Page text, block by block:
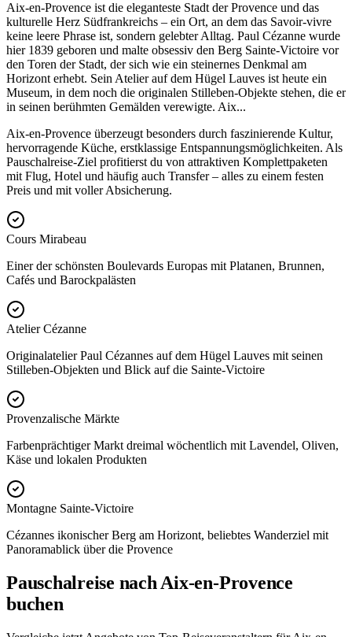
Aix-en-Provence ist die eleganteste Stadt der Provence und das
kulturelle Herz Südfrankreichs – ein Ort, an dem das Savoir-vivre
keine leere Phrase ist, sondern gelebter Alltag. Paul Cézanne wurde
hier 1839 geboren und malte obsessiv den Berg Sainte-Victoire vor
den Toren der Stadt, der sich wie ein steinernes Denkmal am
Horizont erhebt. Sein Atelier auf dem Hügel Lauves ist heute ein
Museum, in dem noch die originalen Stilleben-Objekte stehen, die er
in seinen berühmten Gemälden verewigte. Aix...
Aix-en-Provence überzeugt besonders durch faszinierende Kultur,
hervorragende Küche, erstklassige Entspannungsmöglichkeiten. Als
Pauschalreise-Ziel profitierst du von attraktiven Komplettpaketen
mit Flug, Hotel und häufig auch Transfer – alles zu einem festen
Preis und mit voller Absicherung.
Cours Mirabeau
Einer der schönsten Boulevards Europas mit Platanen, Brunnen,
Cafés und Barockpalästen
Atelier Cézanne
Originalatelier Paul Cézannes auf dem Hügel Lauves mit seinen
Stilleben-Objekten und Blick auf die Sainte-Victoire
Provenzalische Märkte
Farbenprächtiger Markt dreimal wöchentlich mit Lavendel, Oliven,
Käse und lokalen Produkten
Montagne Sainte-Victoire
Cézannes ikonischer Berg am Horizont, beliebtes Wanderziel mit
Panoramablick über die Provence
Pauschalreise nach Aix-en-Provence
buchen